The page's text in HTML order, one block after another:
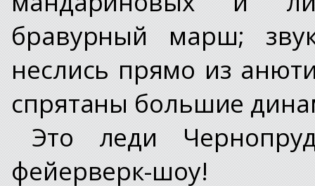
бравурный марш;
неслись прямо из
спрятаны большие
Это леди
фейерверк-шоу!